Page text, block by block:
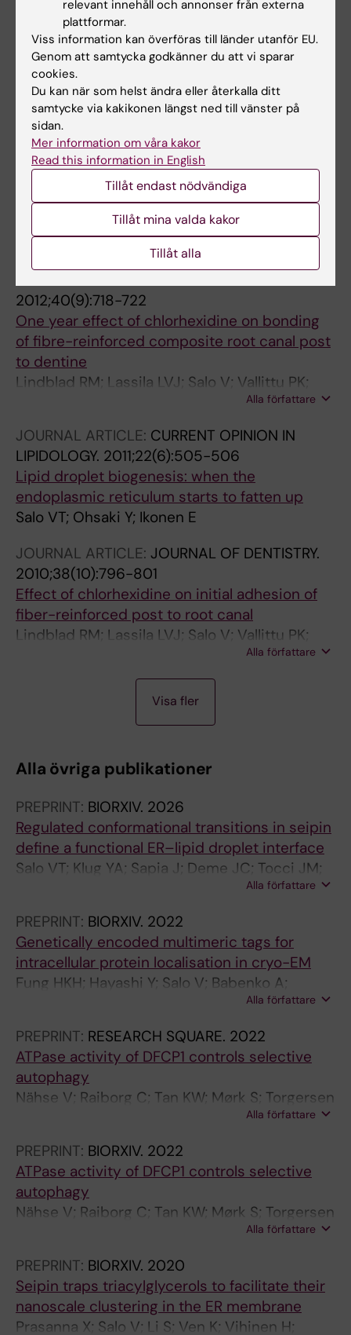
JOURNAL ARTICLE:EMBO JOURNAL.
2016;35(24):2699-2716
Seipin regulates ER-lipid droplet contacts and
cargo delivery
Salo VT; Belevich I; Li S; Karhinen L; Vihinen H;
Vigouroux C; Magre J; Thiele C; Holtta-Vuori
M; Jokitalo E; Ikonen E
Alla författare
JOURNAL ARTICLE:HUMAN MOLECULAR
GENETICS.2013;22(6):1157-1166
Alleviation of seipinopathy-related ER stress
by triglyceride storage
Holtta-Vuori M; Salo VT; Ohsaki Y; Suster ML;
2012;40(9):718-722
One year effect of chlorhexidine on bonding
of fibre-reinforced composite root canal post
to dentine
Lindblad RM; Lassila LVJ; Salo V; Vallittu PK;
Alla författare
JOURNAL ARTICLE: CURRENT OPINION IN
LIPIDOLOGY. 2011;22(6):505-506
Lipid droplet biogenesis: when the
endoplasmic reticulum starts to fatten up
Salo VT; Ohsaki Y; Ikonen E
JOURNAL ARTICLE: JOURNAL OF DENTISTRY.
2010;38(10):796-801
Effect of chlorhexidine on initial adhesion of
fiber-reinforced post to root canal
Lindblad RM; Lassila LVJ; Salo V; Vallittu PK;
Alla författare
N
L
A
R
T
C
L
E
:
O
C
H
E
C
A
L
J
U
R
N
A
Visa fler
Alla övriga publikationer
PREPRINT: BIORXIV. 2026
Regulated conformational transitions in seipin
define a functional ER–lipid droplet interface
Salo VT; Klug YA; Sapia J; Deme JC; Tocci JM;
Babenko A; Jacob RS; Eikmeier N; Zagoriy E;
Vanni S; Carvalho P; Mahamid J
Alla författare
PREPRINT: BIORXIV. 2022
Genetically encoded multimeric tags for
intracellular protein localisation in cryo-EM
Fung HKH; Hayashi Y; Salo V; Babenko A;
Zagoriy I; Brunner A; Ellenberg J; Müller C;
Alla författare
PREPRINT: RESEARCH SQUARE. 2022
ATPase activity of DFCP1 controls selective
autophagy
Nähse V; Raiborg C; Tan KW; Mørk S; Torgersen
M; Wenzel E; Nager M; Salo V; Johansen T;
Alla författare
PREPRINT: BIORXIV. 2022
ATPase activity of DFCP1 controls selective
autophagy
Nähse V; Raiborg C; Tan KW; Mørk S; Torgersen
ML; Wenzel EM; Nager M; Salo V; Johansen T;
Alla författare
PREPRINT: BIORXIV. 2020
Seipin traps triacylglycerols to facilitate their
nanoscale clustering in the ER membrane
Prasanna X; Salo V; Li S; Ven K; Vihinen H;
relevant innehåll och annonser från externa
plattformar.
Viss information kan överföras till länder utanför EU.
Genom att samtycka godkänner du att vi sparar
cookies.
Du kan när som helst ändra eller återkalla ditt
samtycke via kakikonen längst ned till vänster på
sidan.
Mer information om våra kakor
Read this information in English
Tillåt endast nödvändiga
Tillåt mina valda kakor
Tillåt alla